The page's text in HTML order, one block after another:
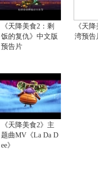
《天降美食2：剩
饭的复仇》中文版
预告片
《天
湾预告
《天降美食2》主
题曲MV《La Da D
ee》